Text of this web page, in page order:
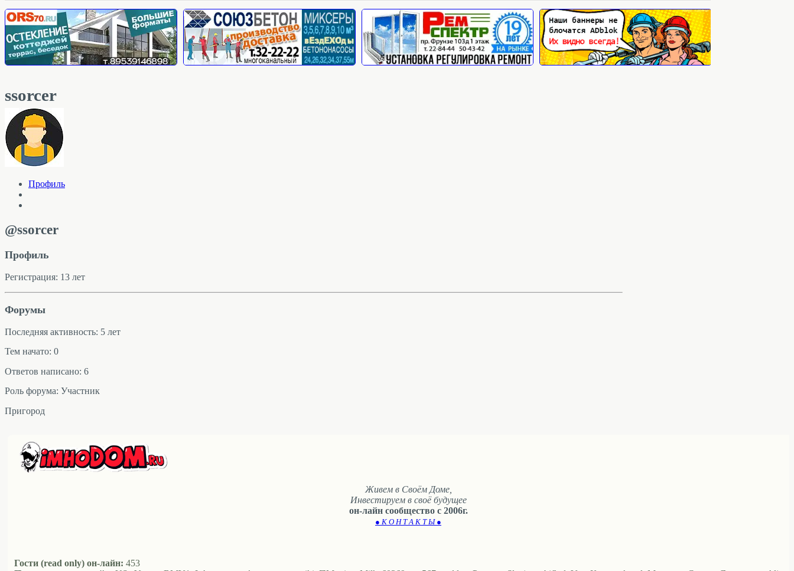
ssorcer
Профиль
@ssorcer
Профиль
Регистрация: 13 лет
Форумы
Последняя активность: 5 лет
Тем начато: 0
Ответов написано: 6
Роль форума: Участник
Пригород
Живем в Своём Доме,
Инвестируем в своё будущее
он-лайн сообщество с 2006г.
● К О Н Т А К Т Ы ●
Гости (read only) он-лайн: 453